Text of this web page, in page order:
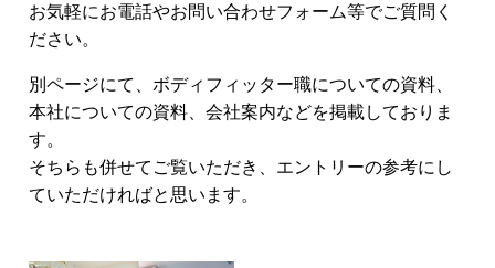
お気軽にお電話やお問い合わせフォーム等でご質問く
ださい。
別ページにて、ボディフィッター職についての資料、
本社についての資料、会社案内などを掲載しておりま
す。
そちらも併せてご覧いただき、エントリーの参考にし
ていただければと思います。